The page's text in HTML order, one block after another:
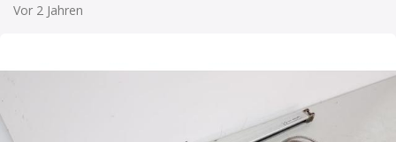
Vor 2 Jahren